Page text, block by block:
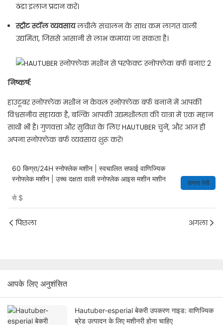
ठंडा इलाज प्रदान करें।
स्ट्रीट स्टॉल व्यवसायलचीले संचालन के साथ कम लागत वाली
उद्यमिता, जिससे आसानी से लाभ कमाया जा सकता है।
निष्कर्ष:
हाउटूबर स्नोफ्लेक मशीन न केवल स्नोफ्लेक बर्फ बनाने में आपकी
विश्वसनीय सहायक है, बल्कि आपकी उद्यमशीलता की यात्रा में एक महान
साथी भी है। गुणवत्ता और सुविधा के लिए HAUTUBER चुनें, और आज ही
अपना स्नोफ्लेक बर्फ व्यवसाय शुरू करें!
60 किग्रा/24H स्नोफ्लेक मशीन | स्वचालित सफाई वाणिज्यिक
स्नोफ्लेक मशीन | उच्च दक्षता वाली स्नोफ्लेक आइस मशीन मशीन
से $
उत्पाद देखें
पिछला अगला
आपके लिए अनुशंसित
Hautuber-esperial बेकरी उपकरण गाइड: वाणिज्यिक
ब्रेड उत्पादन के लिए मशीनरी होना चाहिए